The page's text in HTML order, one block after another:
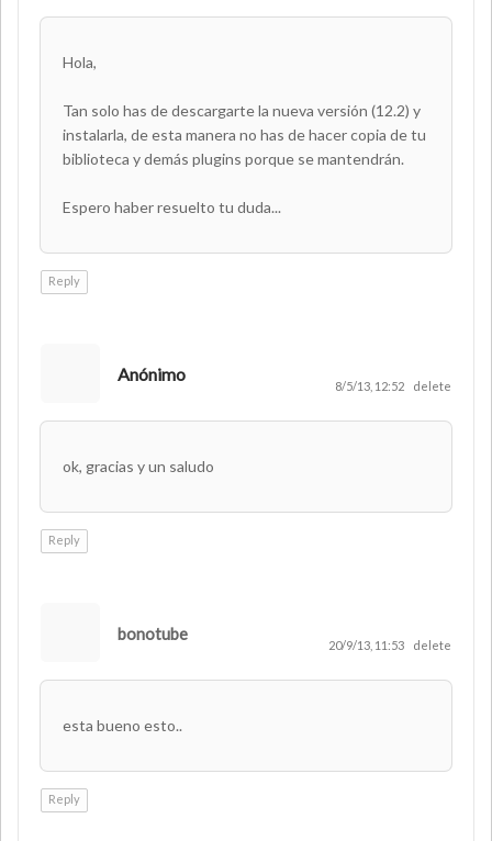
Hola,
Tan solo has de descargarte la nueva versión (12.2) y
instalarla, de esta manera no has de hacer copia de tu
biblioteca y demás plugins porque se mantendrán.
Espero haber resuelto tu duda...
Reply
Anónimo
8/5/13, 12:52 delete
ok, gracias y un saludo
Reply
bonotube
20/9/13, 11:53 delete
esta bueno esto..
Reply